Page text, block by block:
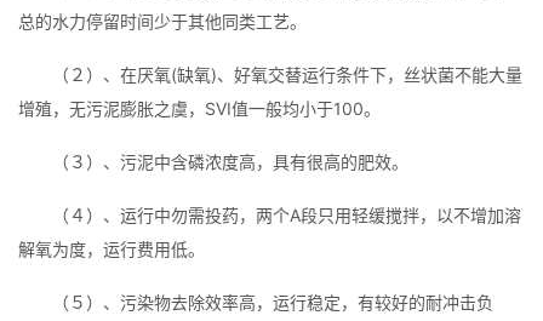
总的水力停留时间少于其他同类工艺。
（２）、在厌氧(缺氧)、好氧交替运行条件下，丝状菌不能大量
增殖，无污泥膨胀之虞，SVI值一般均小于100。
（３）、污泥中含磷浓度高，具有很高的肥效。
（４）、运行中勿需投药，两个A段只用轻缓搅拌，以不增加溶
解氧为度，运行费用低。
（５）、污染物去除效率高，运行稳定，有较好的耐冲击负